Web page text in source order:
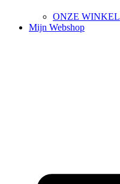
ONZE WINKEL
Mijn Webshop